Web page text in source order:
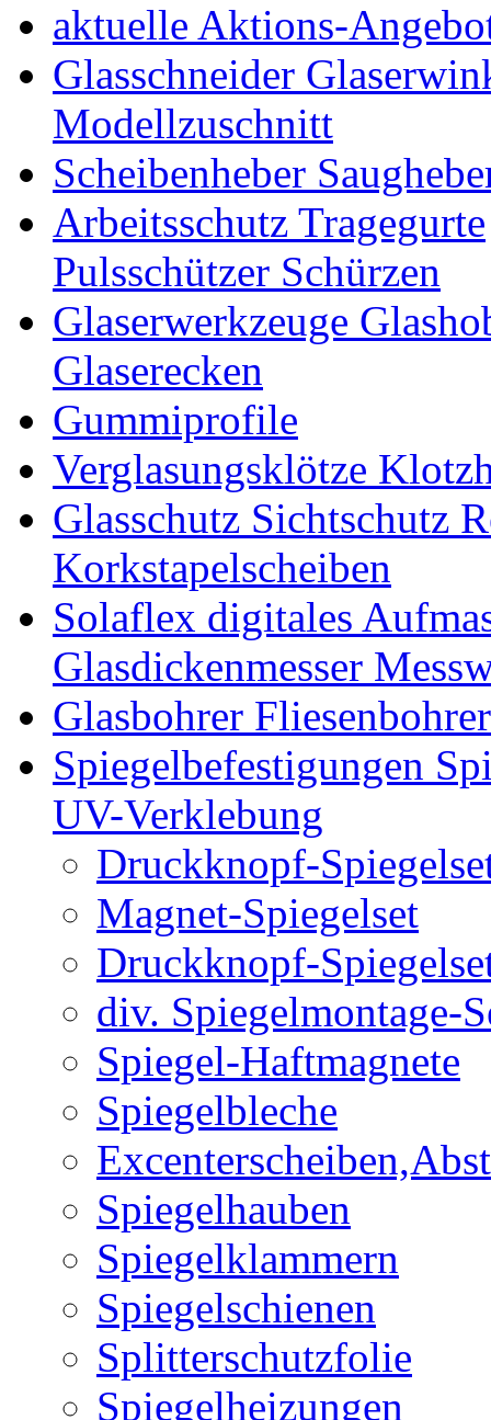
aktuelle Aktions-
Glasschneider
Modellzuschnitt
Scheibenheber
Arbeitsschutz Tragegurte
Pulsschützer Schürzen
Glaserwerkzeuge
Glaserecken
Gummiprofile
Verglasungsklötze
Glasschutz Sichtschutz
Korkstapelscheiben
Solaflex digitales
Glasdickenmesser
Glasbohrer
Spiegelbefestigungen
UV-Verklebung
Druckknopf-
Magnet-Spiegelset
Druckknopf-
div. Spiegelmontage-
Spiegel-Haftmagnete
Spiegelbleche
Spiegelhauben
Spiegelklammern
Spiegelschienen
Splitterschutzfolie
Spiegelheizungen